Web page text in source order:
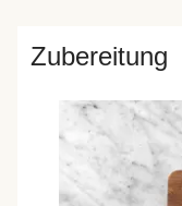
Zubereitung